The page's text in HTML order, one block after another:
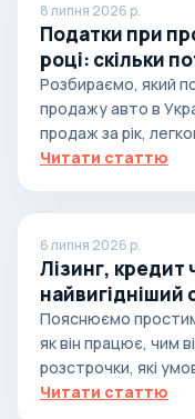
8 липня 2026 р.
Податки при
році: скільки
випадках
Розбираємо, який
продажу авто в
продаж за рік,
Читати статтю
6 липня 2026 р.
Лізинг, кредит
найвигідніший
Пояснюємо
як він працює, чим
розстрочки, які
Читати статтю